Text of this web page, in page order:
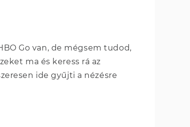
Go van, de mégsem tudod,
ma és keress rá az
ide gyűjti a nézésre